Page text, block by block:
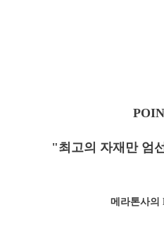
"최고의 자재만 엄
메라톤사의